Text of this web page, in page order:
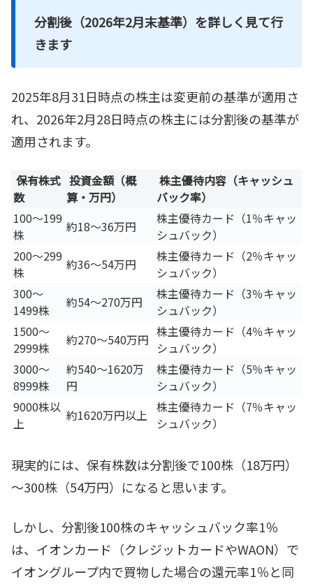
分割後（2026年2月末基準）を詳しく見て行
きます
2025年8月31日時点の株主は変更前の基準が適用さ
れ、2026年2月28日時点の株主には分割後の基準が
適用されます。
保有株式
数
投資金額（概
算・万円）
株主優待内容（キャッシュ
バック率）
100～199
株
約18～36万円
株主優待カード（1％キャッ
シュバック）
200～299
株
約36～54万円
株主優待カード（2％キャッ
シュバック）
300～
1499株
約54～270万円
株主優待カード（3％キャッ
シュバック）
1500～
2999株
約270～540万円 株主優待カード（4％キャッ
シュバック）
3000～
8999株
約540～1620万
円
株主優待カード（5％キャッ
シュバック）
9000株以
上
約1620万円以上 株主優待カード（7％キャッ
シュバック）
現実的には、保有株数は分割後で100株（18万円）
～300株（54万円）になると思います。
しかし、分割後100株のキャッシュバック率1％
は、イオンカード（クレジットカードやWAON）で
イオングループ内で買物した場合の還元率1％と同